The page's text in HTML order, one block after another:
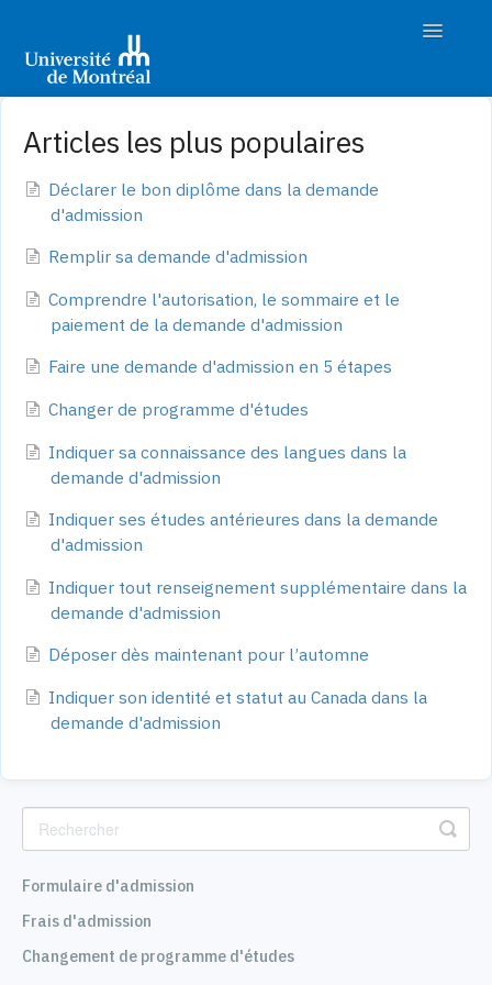
Toggle
Suivre son dossier
Nous joindre
Articles les plus populaires
Déclarer le bon diplôme dans la demande
d'admission
Remplir sa demande d'admission
Comprendre l'autorisation, le sommaire et le
paiement de la demande d'admission
Faire une demande d'admission en 5 étapes
Changer de programme d'études
Indiquer sa connaissance des langues dans la
demande d'admission
Indiquer ses études antérieures dans la demande
d'admission
Indiquer tout renseignement supplémentaire dans la
demande d'admission
Déposer dès maintenant pour l’automne
Indiquer son identité et statut au Canada dans la
demande d'admission
Formulaire d'admission
Frais d'admission
Changement de programme d'études